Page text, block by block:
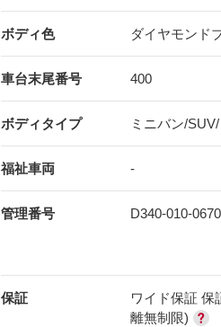
ボディ色 ダイヤモンド
車台末尾番号 400
ボディタイプ ミニバン/
福祉車両 -
管理番号 D340-010-
保証
ワイド保証 保
離無制限)